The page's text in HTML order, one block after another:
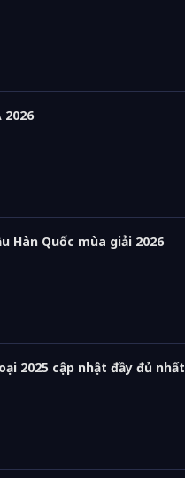
Hàn Quốc mùa giải 2026
2025 cập nhật đầy đủ nhất